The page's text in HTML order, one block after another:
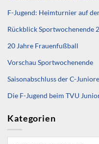
F-Jugend: Heimturnier auf
Rückblick Sportwochenende
20 Jahre Frauenfußball
Vorschau Sportwochenende
Saisonabschluss der C-
Die F-Jugend beim TVU
Kategorien